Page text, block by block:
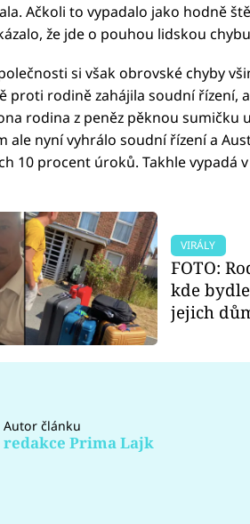
Ačkoli to vypadalo jako hodně
že jde o pouhou lidskou
si však obrovské chyby
proti rodině zahájila soudní řízení,
rodina z peněz pěknou sumičku
ale nyní vyhrálo soudní řízení a
10 procent úroků. Takhle vypadá
VIRÁLY
FOTO:
kde
jejich
Autor článku
redakce Prima Lajk